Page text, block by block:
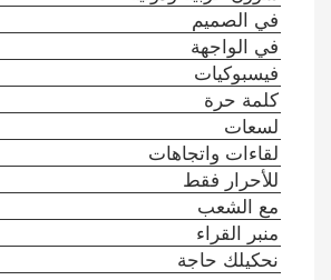
في الصميم
في الواجهة
فيسبوكيات
كلمة حرة
لسعات
لقاءات واتجاهات
للأحرار فقط
مع الشعب
منبر القراء
نحكيلك حاجة